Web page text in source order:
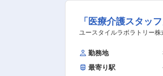
様就寝 ・定時の体位交換 ・見守り ・痰吸引など ◇7:00～／ご
や、ご利用者様によって時間・サ
サービスリーダー → サー
けやすい職場3種の神器】 厚待遇：賞与年2回はもちろん有給休暇や完全週休二日制といった待遇も充実しています！ 職場環
「医療介護スタッ
ユースタイルラボラトリー株
勤務地
最寄り駅